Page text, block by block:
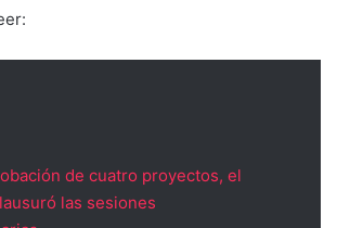
de cuatro proyectos, el
las sesiones